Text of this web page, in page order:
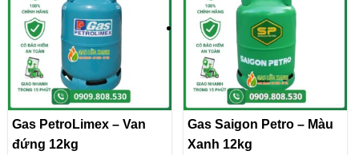
Gas PetroLimex – Van
đứng 12kg
Gas Saigon Petro – Màu
Xanh 12kg